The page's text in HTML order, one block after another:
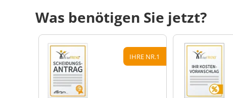
Was benötigen Sie jetzt?
IHRE NR.1